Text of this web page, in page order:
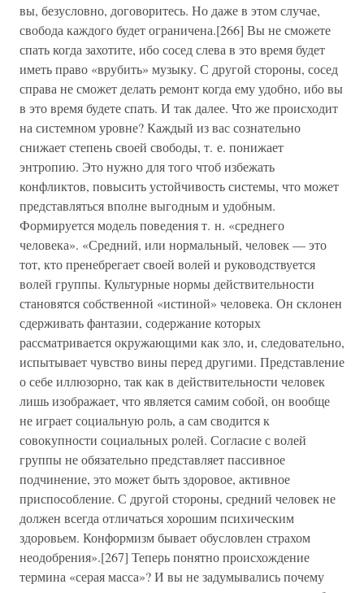
вы, безусловно, договоритесь. Но даже в этом случае,
свобода каждого будет ограничена.[266] Вы не сможете
спать когда захотите, ибо сосед слева в это время будет
иметь право «врубить» музыку. С другой стороны, сосед
справа не сможет делать ремонт когда ему удобно, ибо вы
в это время будете спать. И так далее. Что же происходит
на системном уровне? Каждый из вас сознательно
снижает степень своей свободы, т. е. понижает
энтропию. Это нужно для того чтоб избежать
конфликтов, повысить устойчивость системы, что может
представляться вполне выгодным и удобным.
Формируется модель поведения т. н. «среднего
человека». «Средний, или нормальный, человек — это
тот, кто пренебрегает своей волей и руководствуется
волей группы. Культурные нормы действительности
становятся собственной «истиной» человека. Он склонен
сдерживать фантазии, содержание которых
рассматривается окружающими как зло, и, следовательно,
испытывает чувство вины перед другими. Представление
о себе иллюзорно, так как в действительности человек
лишь изображает, что является самим собой, он вообще
не играет социальную роль, а сам сводится к
совокупности социальных ролей. Согласие с волей
группы не обязательно представляет пассивное
подчинение, это может быть здоровое, активное
приспособление. С другой стороны, средний человек не
должен всегда отличаться хорошим психическим
здоровьем. Конформизм бывает обусловлен страхом
неодобрения».[267] Теперь понятно происхождение
термина «серая масса»? И вы не задумывались почему